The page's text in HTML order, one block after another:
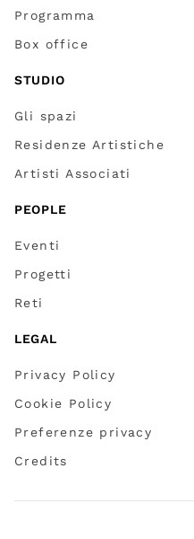
Programma
Box office
STUDIO
Gli spazi
Residenze Artistiche
Artisti Associati
PEOPLE
Eventi
Progetti
Reti
LEGAL
Privacy Policy
Cookie Policy
Preferenze privacy
Credits